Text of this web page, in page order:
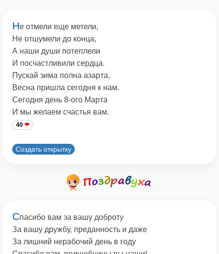
Не отмели еще метели,
Не отшумели до конца,
А наши души потеплели
И посчастливили сердца.
Пускай зима полна азарта,
Весна пришла сегодня к нам.
Сегодня день 8-ого Марта
И мы желаем счастья вам.
40
Создать открытку
Спасибо вам за вашу доброту
За вашу дружбу, преданность и даже
За лишний нерабочий день в году